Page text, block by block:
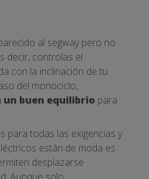
al segway pero no
decir, controlas el
con la inclinación de tu
del monociclo,
un buen equilibrio para
para todas las exigencias y
están de moda es
desplazarse